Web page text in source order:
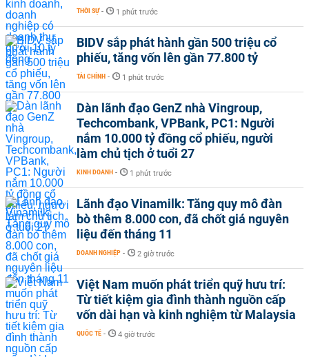
THỜI SỰ - 1 phút trước
BIDV sắp phát hành gần 500 triệu cổ
phiếu, tăng vốn lên gần 77.800 tỷ
TÀI CHÍNH - 1 phút trước
Dàn lãnh đạo GenZ nhà Vingroup,
Techcombank, VPBank, PC1: Người
nắm 10.000 tỷ đồng cổ phiếu, người
làm chủ tịch ở tuổi 27
KINH DOANH - 1 phút trước
Lãnh đạo Vinamilk: Tăng quy mô đàn
bò thêm 8.000 con, đã chốt giá nguyên
liệu đến tháng 11
DOANH NGHIỆP - 2 giờ trước
Việt Nam muốn phát triển quỹ hưu trí:
Từ tiết kiệm gia đình thành nguồn cấp
vốn dài hạn và kinh nghiệm từ Malaysia
QUỐC TẾ - 4 giờ trước